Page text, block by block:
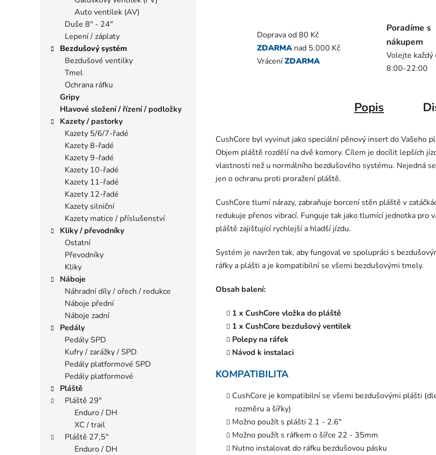
Auto ventilek (AV)
Duše 8" - 24"
Lepení / záplaty
Bezdušový systém
Bezdušové ventilky
Tmel
Ochrana ráfku
Gripy
Hlavové složení / řízení / podložky
Kazety / pastorky
Kazety 5/6/7-řadé
Kazety 8-řadé
Kazety 9-řadé
Kazety 10-řadé
Kazety 11-řadé
Kazety 12-řadé
Kazety silniční
Kazety matice / příslušenství
Kliky / převodníky
Ostatní
Převodníky
Kliky
Náboje
Náhradní díly / ořech / redukce
Náboje přední
Náboje zadní
Pedály
Pedály SPD
Kufry / zarážky / SPD
Pedály platformové SPD
Pedály platformové
Pláště
Pláště 29"
Enduro / DH
XC / trail
Pláště 27,5"
Enduro / DH
Doprava od 80 Kč
ZDARMA nad 5.000 Kč
VráceníZDARMA
Poradíme s
nákupem
Volejte každý
8:00-22:00
Popis
CushCore byl vyvinut jako speciální pěnový insert do Vašeho
Objem pláště rozdělí na dvě komory. Cílem je docílit lepších
vlastností než u normálního bezdušového systému. Nejedná
jen o ochranu proti proražení pláště.
CushCore tlumí nárazy, zabraňuje borcení stěn pláště v
redukuje přenos vibrací. Funguje tak jako tlumící jednotka pro
pláště zajišťující rychlejší a hladší jízdu.
Systém je navržen tak, aby fungoval ve spolupráci s
ráfky a plášti a je kompatibilní se všemi bezdušovými tmely.
Obsah balení:
1 x CushCore vložka do pláště
1 x CushCore bezdušový ventilek
Polepy na ráfek
Návod k instalaci
KOMPATIBILITA
CushCore je kompatibilní se všemi bezdušovými plášti
rozměru a šířky)
Možno použít s plášti 2.1 - 2.6"
Možno použít s ráfkem o šířce 22 - 35mm
Nutno instalovat do ráfku bezdušovou pásku